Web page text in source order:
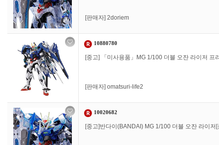
[판매자] 2doriem
10880780
[중고] 「미사용품」MG 1/100 더블 오잔 라이저 프
[판매자] omatsuri-life2
10020682
[중고]반다이(BANDAI) MG 1/100 더블 오잔 라이저